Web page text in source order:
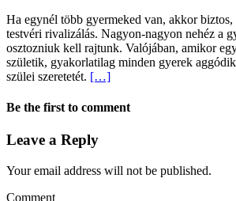
Ha egynél több gyermeked van, akkor
testvéri rivalizálás. Nagyon-nagyon nehéz a
osztozniuk kell rajtunk. Valójában, amikor
születik, gyakorlatilag minden gyerek
szülei szeretetét. […]
Be the first to comment
Leave a Reply
Your email address will not be published.
Comment